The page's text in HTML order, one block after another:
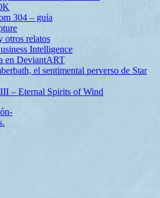
304 – guía
otros relatos
Intelligence
en DeviantART
el sentimental perverso de Star
– Eternal Spirits of Wind